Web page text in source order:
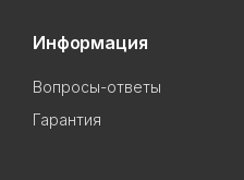
Информация
Вопросы-ответы
Гарантия